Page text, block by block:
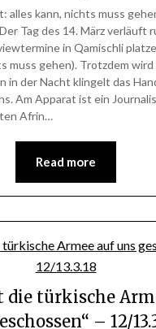
alles kann, nichts muss
Tag des 14. März verläuft
in Qamischli
muss gehen). Trotzdem wird
in der Nacht klingelt das
Am Apparat ist ein
Afrin…
Read more
die türkische
– 12/